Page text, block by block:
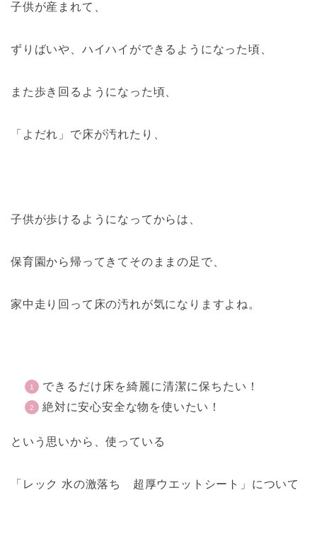
子供が産まれて、
ずりばいや、ハイハイができるようになった頃、
また歩き回るようになった頃、
「よだれ」で床が汚れたり、
子供が歩けるようになってからは、
保育園から帰ってきてそのままの足で、
家中走り回って床の汚れが気になりますよね。
できるだけ床を綺麗に清潔に保ちたい！
絶対に安心安全な物を使いたい！
という思いから、使っている
「レック 水の激落ち 超厚ウエットシート」について